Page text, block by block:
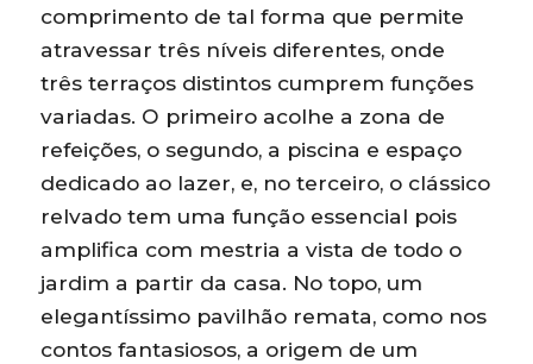
comprimento de tal forma que permite
atravessar três níveis diferentes, onde
três terraços distintos cumprem funções
variadas. O primeiro acolhe a zona de
refeições, o segundo, a piscina e espaço
dedicado ao lazer, e, no terceiro, o clássico
relvado tem uma função essencial pois
amplifica com mestria a vista de todo o
jardim a partir da casa. No topo, um
elegantíssimo pavilhão remata, como nos
contos fantasiosos, a origem de um